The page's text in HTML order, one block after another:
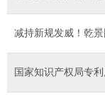
减持新规发威！乾
国家知识产权局专